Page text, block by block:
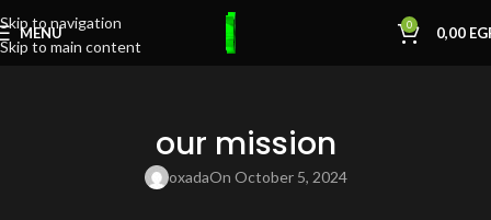
Skip to navigation
Skip to main content
MENU 0 0,00
our mission
oxadaOn October 5, 2024